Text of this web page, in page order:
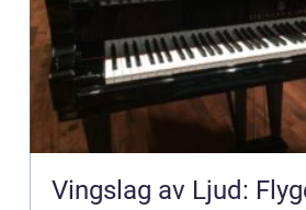
Vingslag av Ljud: